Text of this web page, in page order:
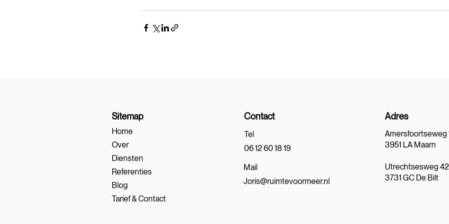
Sitemap
Home
Over
Diensten
Referenties
Blog
Tarief & Contact
Contact Adres
Tel
06 12 60 18 19
Amersfoortseweg
3951 LA Maarn
Utrechtsesweg
3731 GC De Bilt
Mail
Joris@ruimtevoormeer.nl